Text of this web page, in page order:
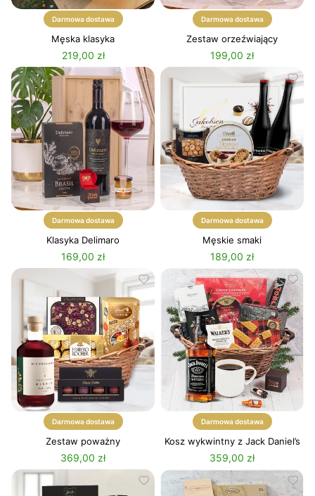
Darmowa dostawa
Męska klasyka
219,00 zł
Darmowa dostawa
Zestaw orzeźwiający
199,00 zł
Darmowa dostawa
Klasyka Delimaro
169,00 zł
Darmowa dostawa
Męskie smaki
189,00 zł
Darmowa dostawa
Zestaw poważny
369,00 zł
Darmowa dostawa
Kosz wykwintny z Jack Daniel’s
359,00 zł